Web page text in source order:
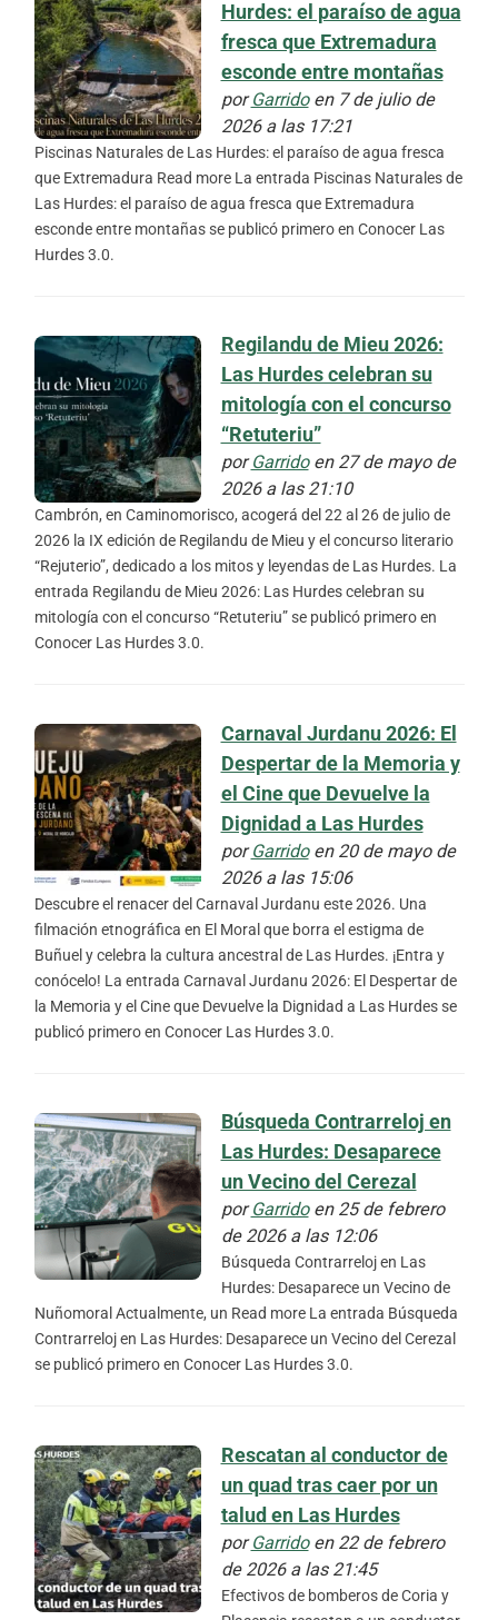
Hurdes: el paraíso de agua
fresca que Extremadura
esconde entre montañas
porGarridoen 7 de julio de
2026 a las 17:21
Piscinas Naturales de Las Hurdes: el paraíso de agua fresca
que Extremadura Read more La entrada Piscinas Naturales de
Las Hurdes: el paraíso de agua fresca que Extremadura
esconde entre montañas se publicó primero en Conocer Las
Hurdes 3.0.
Regilandu de Mieu 2026:
Las Hurdes celebran su
mitología con el concurso
“Retuteriu”
porGarridoen 27 de mayo de
2026 a las 21:10
Cambrón, en Caminomorisco, acogerá del 22 al 26 de julio de
2026 la IX edición de Regilandu de Mieu y el concurso literario
“Rejuterio”, dedicado a los mitos y leyendas de Las Hurdes. La
entrada Regilandu de Mieu 2026: Las Hurdes celebran su
mitología con el concurso “Retuteriu” se publicó primero en
Conocer Las Hurdes 3.0.
Carnaval Jurdanu 2026: El
Despertar de la Memoria y
el Cine que Devuelve la
Dignidad a Las Hurdes
porGarridoen 20 de mayo de
2026 a las 15:06
Descubre el renacer del Carnaval Jurdanu este 2026. Una
filmación etnográfica en El Moral que borra el estigma de
Buñuel y celebra la cultura ancestral de Las Hurdes. ¡Entra y
conócelo! La entrada Carnaval Jurdanu 2026: El Despertar de
la Memoria y el Cine que Devuelve la Dignidad a Las Hurdes se
publicó primero en Conocer Las Hurdes 3.0.
Búsqueda Contrarreloj en
Las Hurdes: Desaparece
un Vecino del Cerezal
porGarridoen 25 de febrero
de 2026 a las 12:06
Búsqueda Contrarreloj en Las
Hurdes: Desaparece un Vecino de
Nuñomoral Actualmente, un Read more La entrada Búsqueda
Contrarreloj en Las Hurdes: Desaparece un Vecino del Cerezal
se publicó primero en Conocer Las Hurdes 3.0.
Rescatan al conductor de
un quad tras caer por un
talud en Las Hurdes
porGarridoen 22 de febrero
de 2026 a las 21:45
Efectivos de bomberos de Coria y